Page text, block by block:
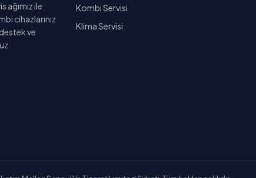
ağımız ile
cihazlarınız
ve
Kombi Servisi
Klima Servisi